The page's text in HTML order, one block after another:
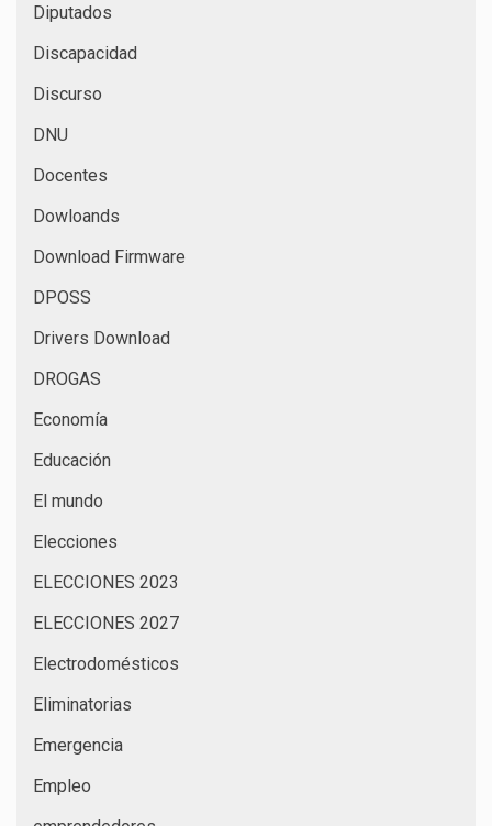
Diputados
Discapacidad
Discurso
DNU
Docentes
Dowloands
Download Firmware
DPOSS
Drivers Download
DROGAS
Economía
Educación
El mundo
Elecciones
ELECCIONES 2023
ELECCIONES 2027
Electrodomésticos
Eliminatorias
Emergencia
Empleo